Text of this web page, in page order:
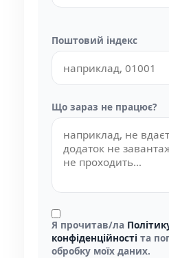
Поштовий індекс
Що зараз не працює?
Я прочитав/ла
конфіденційності та
обробку моїх даних.